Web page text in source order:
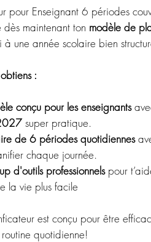
pour Enseignant 6 périodes
dès maintenant ton modèle de
à une année scolaire bien
:
conçu pour les enseignants
super pratique.
de 6 périodes quotidiennes
chaque journée.
d'outils professionnelspour
la vie plus facile
est conçu pour être
quotidienne!